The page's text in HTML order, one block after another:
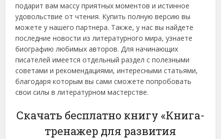
подарит вам массу приятных моментов и истинное
удовольствие от чтения. Купить полную версию вы
можете у нашего партнера. Также, у нас вы найдете
последние новости из литературного мира, узнаете
биографию любимых авторов. Для начинающих
писателей имеется отдельный раздел с полезными
советами и рекомендациями, интересными статьями,
благодаря которым вы сами сможете попробовать
свои силы в литературном мастерстве.
Скачать бесплатно книгу «Книга-
тренажер для развития